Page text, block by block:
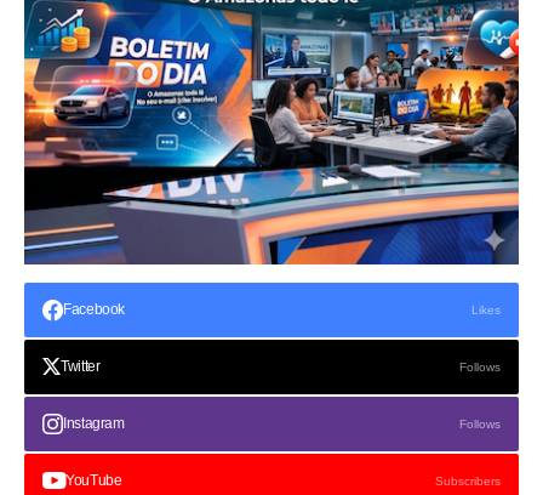
Facebook Likes
Twitter Follows
Instagram Follows
YouTube Subscribers